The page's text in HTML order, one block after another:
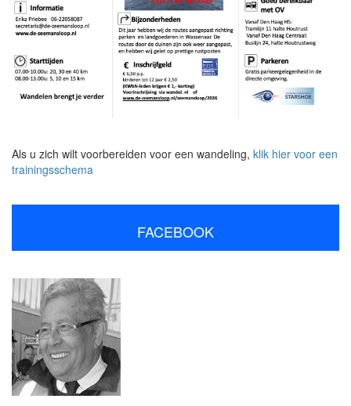
Als u zich wilt voorbereiden voor een wandeling, klik hier voor een
trainingsschema
FACEBOOK